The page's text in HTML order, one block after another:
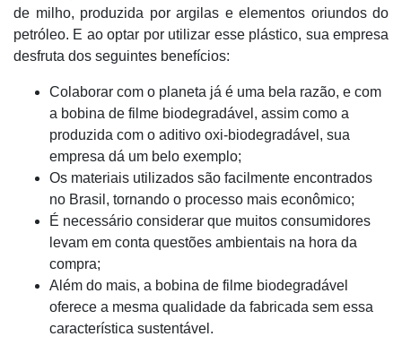
de milho, produzida por argilas e elementos oriundos do
petróleo. E ao optar por utilizar esse plástico, sua empresa
desfruta dos seguintes benefícios:
Colaborar com o planeta já é uma bela razão, e com
a bobina de filme biodegradável, assim como a
produzida com o aditivo oxi-biodegradável, sua
empresa dá um belo exemplo;
Os materiais utilizados são facilmente encontrados
no Brasil, tornando o processo mais econômico;
É necessário considerar que muitos consumidores
levam em conta questões ambientais na hora da
compra;
Além do mais, a bobina de filme biodegradável
oferece a mesma qualidade da fabricada sem essa
característica sustentável.